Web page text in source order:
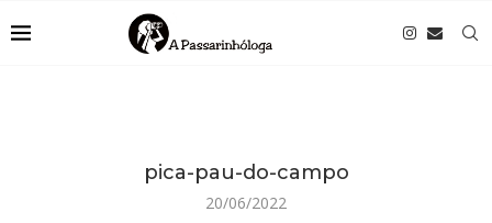
pica-pau-do-campo
20/06/2022